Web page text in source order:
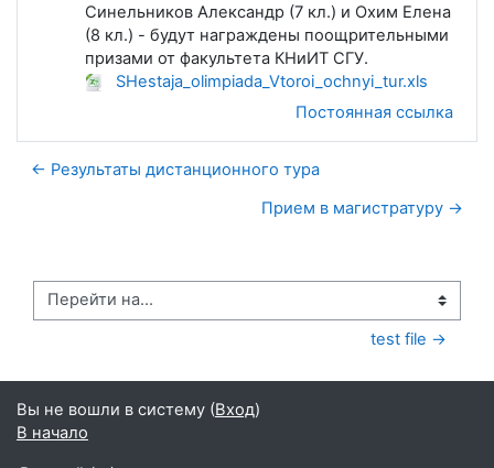
Синельников Александр (7 кл.) и Охим Елена
(8 кл.) - будут награждены поощрительными
призами от факультета КНиИТ СГУ.
SHestaja_olimpiada_Vtoroi_ochnyi_tur.xls
Постоянная ссылка
← Результаты дистанционного тура
Прием в магистратуру →
Перейти на...
test file →
Вы не вошли в систему (Вход)
В начало